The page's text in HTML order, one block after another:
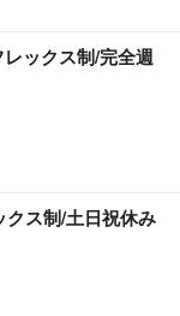
ックス制/完全週
クス制/土日祝休み